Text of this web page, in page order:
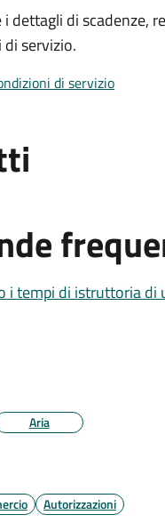
i dettagli di scadenze,
servizio.
di servizio
i tempi di istruttoria di
Aria
Autorizzazioni